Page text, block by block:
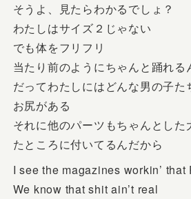
そうよ、見たらわかるでしょ？
わたしはサイズ２じゃない
でも体をフリフリ
当たり前のようにちゃんと踊れる
だってわたしにはどんな男の子
お尻がある
それに他のパーツもちゃんとした
たところに付いてるんだから
I see the magazines workin’ that
We know that shit ain’t real